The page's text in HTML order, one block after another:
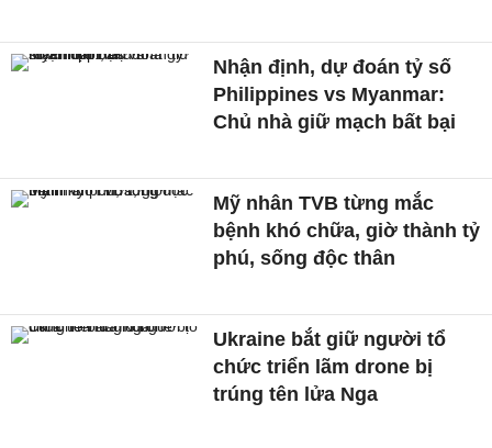
Nhận định, dự đoán tỷ số
Philippines vs Myanmar:
Chủ nhà giữ mạch bất bại
Mỹ nhân TVB từng mắc
bệnh khó chữa, giờ thành tỷ
phú, sống độc thân
Ukraine bắt giữ người tổ
chức triển lãm drone bị
trúng tên lửa Nga